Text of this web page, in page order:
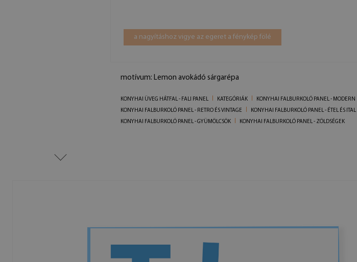
a nagyításhoz vigye az egeret a fénykép fölé
motívum: Lemon avokádó sárgarépa
KONYHAI ÜVEG HÁTFAL - FALI PANEL KATEGÓRIÁK
KONYHAI FALBURKOLÓ PANEL - MODERN
KONYHAI FALBURKOLÓ PANEL - RETRO ÉS VINTAGE
KONYHAI FALBURKOLÓ PANEL - ÉTEL ÉS ITAL
KONYHAI FALBURKOLÓ PANEL - GYÜMÖLCSÖK
KONYHAI FALBURKOLÓ PANEL - ZÖLDSÉGEK